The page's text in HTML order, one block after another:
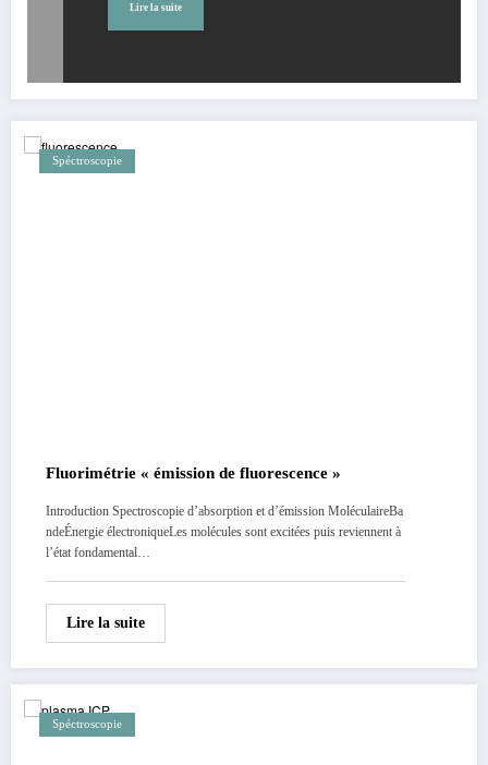
Lire la suite
Spéctroscopie
Fluorimétrie « émission de fluorescence »
Introduction Spectroscopie d’absorption et d’émission MoléculaireBa
ndeÉnergie électroniqueLes molécules sont excitées puis reviennent à
l’état fondamental…
Lire la suite
Spéctroscopie